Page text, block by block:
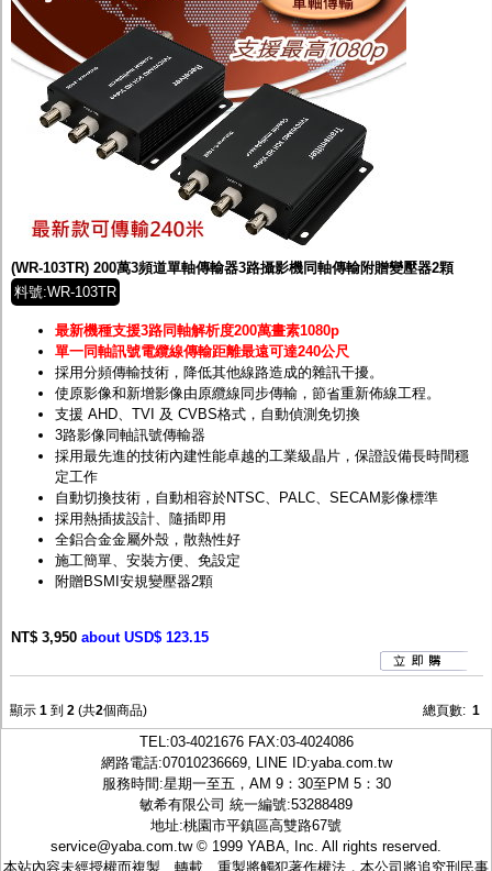
(WR-103TR) 200萬3頻道單軸傳輸器3路攝影機同軸傳輸附贈變壓器2顆
料號:WR-103TR
最新機種支援3路同軸解析度200萬畫素1080p
單一同軸訊號電纜線傳輸距離最遠可達240公尺
採用分頻傳輸技術，降低其他線路造成的雜訊干擾。
使原影像和新增影像由原纜線同步傳輸，節省重新佈線工程。
支援 AHD、TVI 及 CVBS格式，自動偵測免切換
3路影像同軸訊號傳輸器
採用最先進的技術內建性能卓越的工業級晶片，保證設備長時間穩
定工作
自動切換技術，自動相容於NTSC、PALC、SECAM影像標準
採用熱插拔設計、隨插即用
全鋁合金金屬外殼，散熱性好
施工簡單、安裝方便、免設定
附贈BSMI安規變壓器2顆
NT$ 3,950 about USD$ 123.15
顯示 1 到 2 (共2個商品) 總頁數: 1
TEL:03-4021676FAX:03-4024086
網路電話:07010236669, LINE ID:yaba.com.tw
服務時間:星期一至五，AM 9：30至PM 5：30
敏希有限公司 統一編號:53288489
地址:桃園市平鎮區高雙路67號
service@yaba.com.tw© 1999 YABA, Inc. All rights reserved.
本站內容未經授權而複製、轉載、重製將觸犯著作權法，本公司將追究刑民事